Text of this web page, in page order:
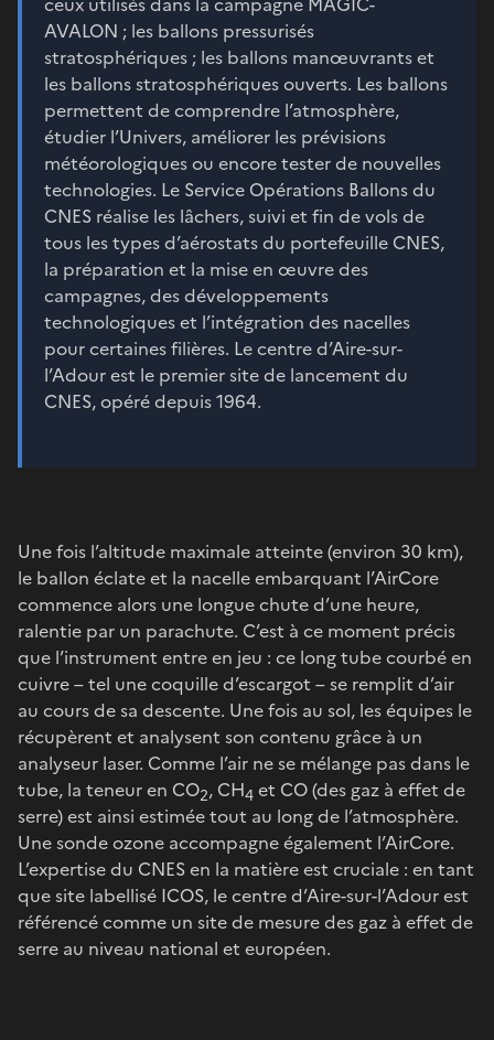
AVALON ; les ballons pressurisés
stratosphériques ; les ballons manœuvrants et
les ballons stratosphériques ouverts. Les ballons
permettent de comprendre l’atmosphère,
étudier l’Univers, améliorer les prévisions
météorologiques ou encore tester de nouvelles
technologies. Le Service Opérations Ballons du
CNES réalise les lâchers, suivi et fin de vols de
tous les types d’aérostats du portefeuille CNES,
la préparation et la mise en œuvre des
campagnes, des développements
technologiques et l’intégration des nacelles
pour certaines filières. Le centre d’Aire-sur-
l’Adour est le premier site de lancement du
CNES, opéré depuis 1964.
Une fois l’altitude maximale atteinte (environ 30 km),
le ballon éclate et la nacelle embarquant l’AirCore
commence alors une longue chute d’une heure,
ralentie par un parachute. C’est à ce moment précis
que l’instrument entre en jeu : ce long tube courbé en
cuivre – tel une coquille d’escargot – se remplit d’air
au cours de sa descente. Une fois au sol, les équipes le
récupèrent et analysent son contenu grâce à un
analyseur laser. Comme l’air ne se mélange pas dans le
tube, la teneur en CO2, CH4 et CO (des gaz à effet de
serre) est ainsi estimée tout au long de l’atmosphère.
Une sonde ozone accompagne également l’AirCore.
L’expertise du CNES en la matière est cruciale : en tant
que site labellisé ICOS, le centre d’Aire-sur-l’Adour est
référencé comme un site de mesure des gaz à effet de
serre au niveau national et européen.